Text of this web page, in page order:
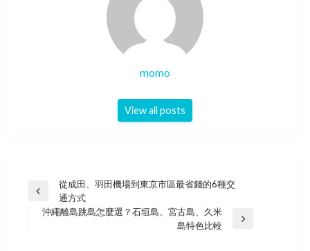
momo
View all posts
Post
navigation
Previous
Post
從成田、羽田機場到東京市區最省錢的6種交
通方式
沖繩離島跳島怎麼選？石垣島、宮古島、久米
島特色比較